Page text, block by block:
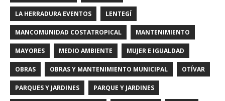
LA HERRADURA EVENTOS LENTEGÍ
MANCOMUNIDAD COSTATROPICAL MANTENIMIENTO
MAYORES MEDIO AMBIENTE MUJER E IGUALDAD
OBRAS OBRAS Y MANTENIMIENTO MUNICIPAL OTÍVAR
PARQUES Y JARDINES PARQUE Y JARDINES